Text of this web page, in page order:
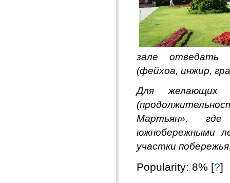
зале отведать
(фейхоа, инжир,
Для
желающих
(
Мартьян»,где
южнобережными
участки побережья
Popularity: 8% [?]